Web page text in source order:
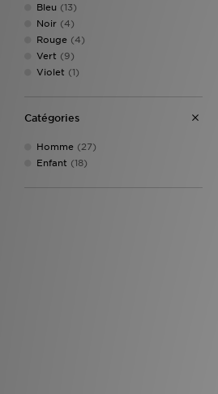
Bleu (13)
Noir (4)
Rouge (4)
Vert (9)
Violet (1)
Catégories
Homme (27)
Enfant (18)